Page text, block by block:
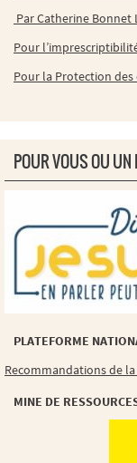
Par Catherine Bonnet
Pour
Pour la Protection
POUR VOUS OU UN
PLATEFORME
Recommandations de
MINE DE